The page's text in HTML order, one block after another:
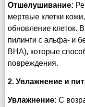
Отшелушивание:
мертвые клетки
обновление клеток.
пилинги с альфа- и
BHA), которые
повреждения.
2. Увлажнение и
Увлажнение: С